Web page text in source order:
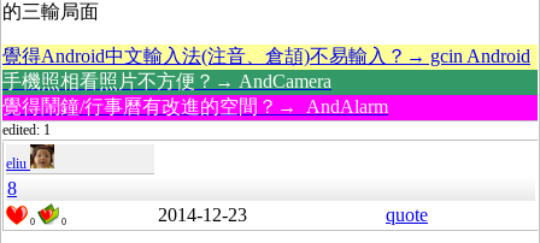
的三輸局面
覺得Android中文輸入法(注音、倉頡)不易輸入？→ gcin Android
手機照相看照片不方便？→ AndCamera
覺得鬧鐘/行事曆有改進的空間？→ AndAlarm
edited: 1
eliu
8
0 0 2014-12-23 quote